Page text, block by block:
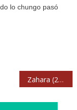
lo chungo pasó
Zahara (2019) La Riviera. Madrid